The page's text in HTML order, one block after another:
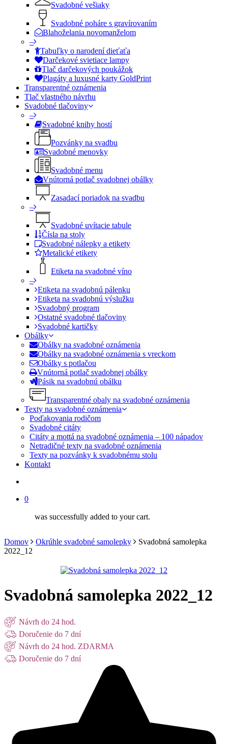
Svadobné vešiaky
Svadobné poháre s gravírovaním
Blahoželania novomanželom
–
Tabuľky o narodení dieťaťa
Darčekové svietiace lampy
Tlač darčekových poukážok
Plagáty a luxusné karty GoldPrint
Transparentné oznámenia
Tlač vlastného návrhu
Svadobné tlačoviny
–
Svadobné knihy hostí
Pozvánky na svadbu
Svadobné menovky
Svadobné menu
Vnútorná potlač svadobnej obálky
Zasadací poriadok na svadbu
–
Svadobné uvítacie tabule
Čísla na stoly
Svadobné nálepky a etikety
Metalické etikety
Etiketa na svadobné víno
–
Etiketa na svadobnú pálenku
Etiketa na svadobnú výslužku
Svadobný program
Ostatné svadobné tlačoviny
Svadobné kartičky
Obálky
Obálky na svadobné oznámenia
Obálky na svadobné oznámenia s vreckom
Obálky s potlačou
Vnútorná potlač svadobnej obálky
Pásik na svadobnú obálku
Transparentné obaly na svadobné oznámenia
Texty na svadobné oznámenia
Poďakovania rodičom
Svadobné citáty
Citáty a mottá na svadobné oznámenia – 100 nápadov
Netradičné texty na svadobné oznámenia
Texty na pozvánky k svadobnému stolu
Kontakt
0
was successfully added to your cart.
Domov Okrúhle svadobné samolepky
Svadobná samolepka
2022_12
Svadobná samolepka 2022_12
Návrh do 24 hod.
Doručenie do 7 dní
Návrh do 24 hod. ZDARMA
Doručenie do 7 dní